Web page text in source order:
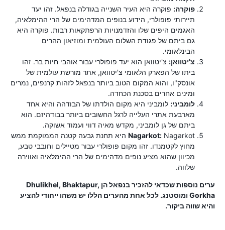
פוקרה: פוקרה היא העיר השנייה בגודלה בנפאל. זהו יעד
תיירותי פופולרי, הידוע בנופים המדהימים של הרי ההימלאיה,
האגמים היפים שלו והזדמנויות הרפתקאות רבות. פוקרה היא
גם ביתם של פגודת השלום העולמית ומוזיאון ההרים
הבינלאומי.
צ'יטוואן: צ'יטוואן הוא יעד פופולרי עבור אוהבי חיות בר. זהו
ביתו של הפארק הלאומי צ'יטוואן, אתר מורשת עולמית של
אונסק"ו, והוא המקום הטוב ביותר בנפאל לזהות קרנפים, נמרים
ומינים אחרים בסכנת הכחדה.
לומביני: לומביני היא מקום הולדתו של הבודהה והיא אחד
מארבעת אתרי העלייה לרגל החשובים ביותר בבודהיזם. הוא
ביתם של גן לומביני, מקדש מאיה דווי ועמוד אשוקה.
Nagarkot: Nagarkot היא תחנת גבעה קטנה הממוקמת ממש
מחוץ לקטמנדו. זהו מקום פופולרי עבור מטיילים וחובבי טבע,
מכיוון שהוא מציע נופים מדהימים של הרי ההימלאיה ואווירה
שלווה.
ערים נוספות שכדאי להזכיר בנפאל הן Dhulikhel, Bhaktapur,
Gorkha ומוסטנג. לכל אחת מהערים הללו יש משהו ייחודי להציע
והיא שווה ביקור.